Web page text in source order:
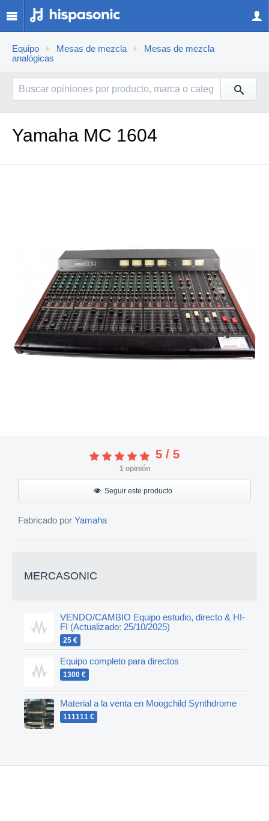
Equipo Mesas de mezcla
Mesas de mezcla
analógicas
Yamaha MC 1604
5 / 5
1opinión
Seguir este producto
Fabricado por Yamaha
MERCASONIC
VENDO/CAMBIO Equipo estudio, directo & HI-
FI (Actualizado: 25/10/2025)
25 €
Equipo completo para directos
1300 €
Material a la venta en Moogchild Synthdrome
111111 €